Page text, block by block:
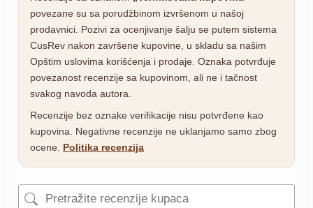
povezane su sa porudžbinom izvršenom u našoj
prodavnici. Pozivi za ocenjivanje šalju se putem sistema
CusRev nakon završene kupovine, u skladu sa našim
Opštim uslovima korišćenja i prodaje. Oznaka potvrđuje
povezanost recenzije sa kupovinom, ali ne i tačnost
svakog navoda autora.
Recenzije bez oznake verifikacije nisu potvrđene kao
kupovina. Negativne recenzije ne uklanjamo samo zbog
ocene. Politika recenzija